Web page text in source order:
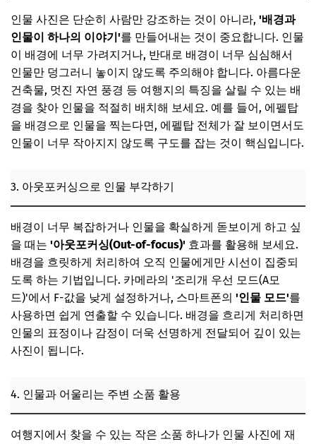
인물 사진은 단순히 사람만 강조하는 것이 아니라, '배경과
인물이 하나의 이야기'를 만들어내는 것이 중요합니다. 인물
이 배경에 너무 가려지거나, 반대로 배경이 너무 심심해서
인물만 덩그러니 놓이지 않도록 주의해야 합니다. 아름다운
건축물, 멋진 자연 풍경 등 여행지의 특징을 살릴 수 있는 배
경을 찾아 인물을 적절히 배치해 보세요. 예를 들어, 에펠탑
을 배경으로 인물을 찍는다면, 에펠탑 전체가 잘 보이면서도
인물이 너무 작아지지 않도록 구도를 잡는 것이 핵심입니다.
3. 아웃포커싱으로 인물 부각하기
배경이 너무 복잡하거나 인물을 확실하게 돋보이게 하고 싶
을 때는 '아웃포커싱(Out-of-focus)' 효과를 활용해 보세요.
배경을 흐릿하게 처리하여 오직 인물에게만 시선이 집중되
도록 하는 기법입니다. 카메라의 '조리개 우선 모드(A모
드)'에서 F-값을 낮게 설정하거나, 스마트폰의 '인물 모드'를
사용하면 쉽게 연출할 수 있습니다. 배경을 흐리게 처리하면
인물의 표정이나 감정이 더욱 선명하게 전달되어 깊이 있는
사진이 됩니다.
4. 인물과 어울리는 주변 소품 활용
여행지에서 찾을 수 있는 작은 소품 하나가 인물 사진에 재